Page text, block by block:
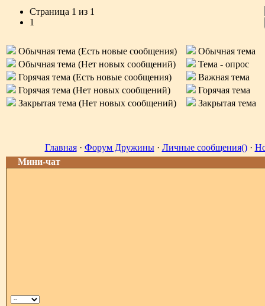
Страница 1 из 1
1
Обычная тема (Есть новые сообщения)
Обычная тема
Обычная тема (Нет новых сообщений)
Тема - опрос
Горячая тема (Есть новые сообщения)
Важная тема
Горячая тема (Нет новых сообщений)
Горячая тема
Закрытая тема (Нет новых сообщений)
Закрытая тема
Главная· Форум Дружины· Личные сообщения()·
Мини-чат